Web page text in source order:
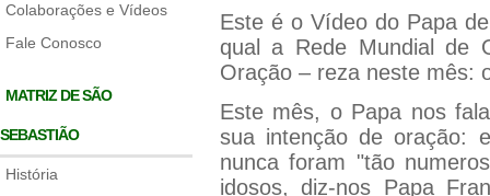
Colaborações e Vídeos
Fale Conosco
MATRIZ DE SÃO
SEBASTIÃO
História
Este é o Vídeo do Papa
qual a Rede Mundial de
Oração – reza neste mês:
Este mês, o Papa nos
sua intenção de oração:
nunca foram "tão
idosos, diz-nos Papa